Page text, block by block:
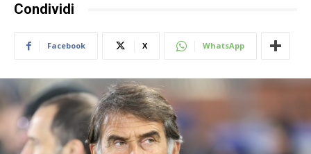
Condividi
Facebook X WhatsApp